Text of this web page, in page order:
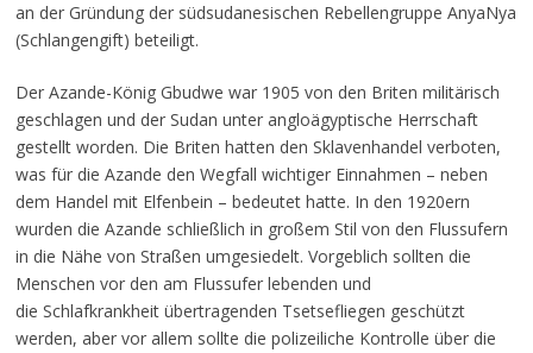
an der Gründung der südsudanesischen Rebellengruppe AnyaNya
(Schlangengift) beteiligt.
Der Azande-König Gbudwe war 1905 von den Briten militärisch
geschlagen und der Sudan unter angloägyptische Herrschaft
gestellt worden. Die Briten hatten den Sklavenhandel verboten,
was für die Azande den Wegfall wichtiger Einnahmen – neben
dem Handel mit Elfenbein – bedeutet hatte. In den 1920ern
wurden die Azande schließlich in großem Stil von den Flussufern
in die Nähe von Straßen umgesiedelt. Vorgeblich sollten die
Menschen vor den am Flussufer lebenden und
die Schlafkrankheit übertragenden Tsetsefliegen geschützt
werden, aber vor allem sollte die polizeiliche Kontrolle über die